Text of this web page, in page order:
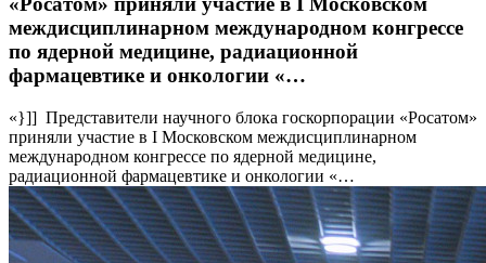
междисциплинарном международном конгрессе
по ядерной медицине, радиационной
фармацевтике и онкологии «…
«}]] Представители научного блока госкорпорации «Росатом»
приняли участие в I Московском междисциплинарном
международном конгрессе по ядерной медицине,
радиационной фармацевтике и онкологии «…